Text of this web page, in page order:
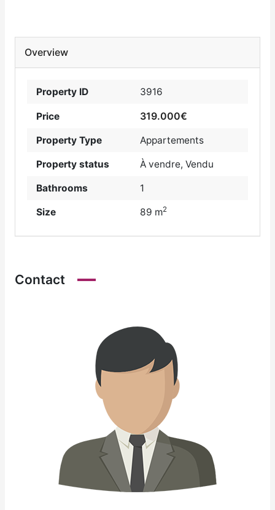
Overview
Property ID 3916
Price 319.000€
Property Type Appartements
Property status À vendre, Vendu
Bathrooms 1
Size 89 m2
Contact